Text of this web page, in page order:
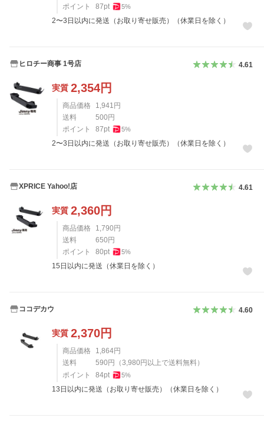
ポイント 87pt 5%
2〜3日以内に発送（お取り寄せ販売）（休業日を除く）
ヒロチー商事 1号店 4.61
実質 2,354円
商品価格 1,941 円
送料
500円
ポイント
87pt 5%
2〜3日以内に発送（お取り寄せ販売）（休業日を除く）
XPRICE Yahoo!店 4.61
実質 2,360円
商品価格 1,790円
送料
650円
ポイント
80pt 5%
15日以内に発送（休業日を除く）
ココデカウ 4.60
実質 2,370円
商品価格 1,864円
送料
590円 （3,980円以上で送料無料）
ポイント
84pt 5%
13日以内に発送（お取り寄せ販売）（休業日を除く）